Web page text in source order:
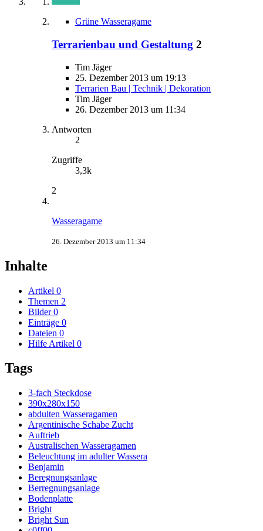
Grüne Wasseragame
Terrarienbau und Gestaltung 2
Tim Jäger
25. Dezember 2013 um 19:13
Terrarien Bau | Technik | Dekoration
Tim Jäger
26. Dezember 2013 um 11:34
Antworten
2
Zugriffe
3,3k
2
Wasseragame
26. Dezember 2013 um 11:34
Inhalte
Artikel 0
Themen 2
Bilder 0
Einträge 0
Dateien 0
Hilfe Artikel 0
Tags
3-fach Steckdose
390x280x150
abdulten Wasseragamen
Argentinische Schabe Zucht
Auftrieb
Australischen Wasseragamen
Beleuchtung im adulter Wassera
Benjamin
Beregnungsanlage
Berregnungsanlage
Bodenplatte
Bright
Bright Sun